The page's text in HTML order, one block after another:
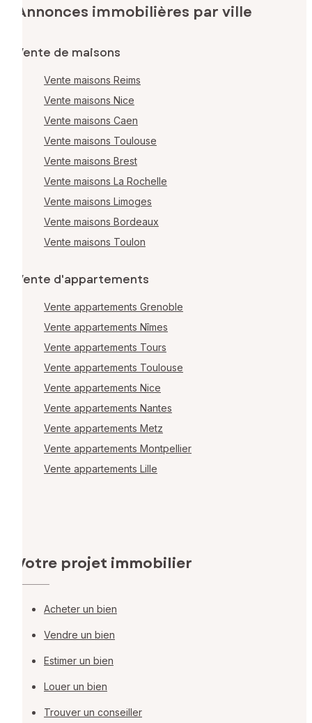
Annonces immobilières par ville
Vente de maisons
Vente maisons Reims
Vente maisons Nice
Vente maisons Caen
Vente maisons Toulouse
Vente maisons Brest
Vente maisons La Rochelle
Vente maisons Limoges
Vente maisons Bordeaux
Vente maisons Toulon
Vente d'appartements
Vente appartements Grenoble
Vente appartements Nîmes
Vente appartements Tours
Vente appartements Toulouse
Vente appartements Nice
Vente appartements Nantes
Vente appartements Metz
Vente appartements Montpellier
Vente appartements Lille
Votre projet immobilier
Acheter un bien
Vendre un bien
Estimer un bien
Louer un bien
Trouver un conseiller